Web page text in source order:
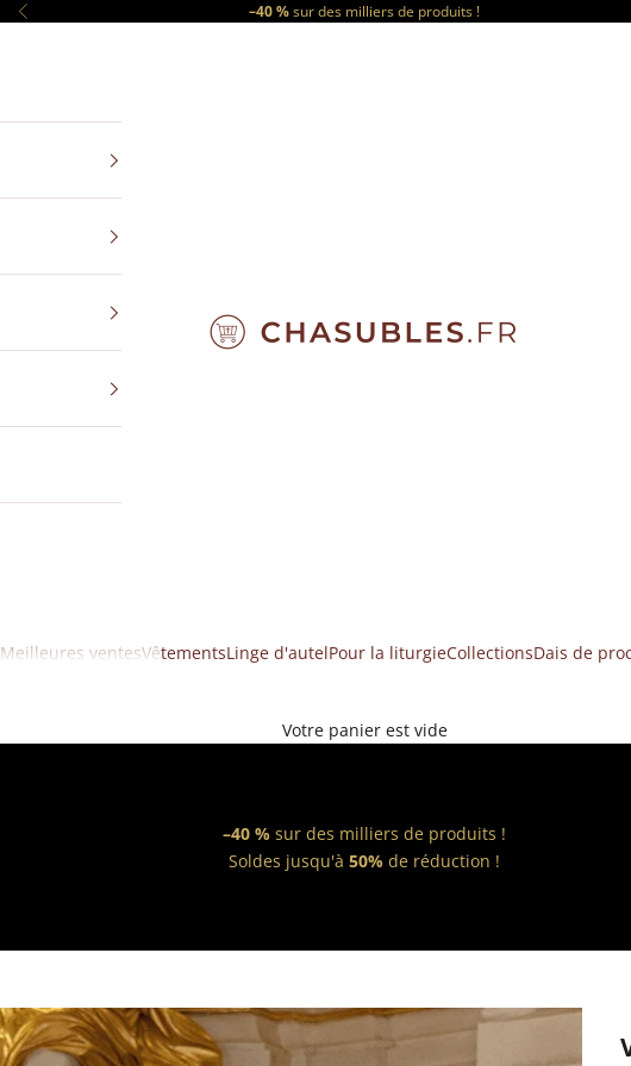
Précédent –40 %sur des milliers de produits !
CHASUBLES.FR
Meilleures ventesVêtementsLinge d'autelPour la liturgieCollectionsDais de
Votre panier est vide
–40 % sur des milliers de produits !
Soldes jusqu'à 50% de réduction !